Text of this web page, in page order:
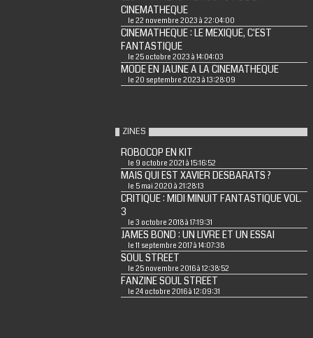
CINEMATHEQUE
le 22 novembre 2023 à 22:04:00
CINEMATHEQUE : LE MEXIQUE, C'EST
FANTASTIQUE
le 25 octobre 2023 à 14:04:03
MODE EN JAUNE A LA CINEMATHEQUE
le 20 septembre 2023 à 13:28:09
ZINES
ROBOCOP EN KIT
le 9 octobre 2021 à 15:16:52
MAIS QUI EST XAVIER DESBARATS ?
le 5 mai 2020 à 21:28:13
CRITIQUE : MIDI MINUIT FANTASTIQUE VOL.
3
le 3 octobre 2018 à 17:19:31
JAMES BOND : UN LIVRE ET UN ESSAI
le 11 septembre 2017 à 14:07:38
SOUL STREET
le 25 novembre 2016 à 12:38:52
FANZINE SOUL STREET
le 24 octobre 2016 à 12:09:31